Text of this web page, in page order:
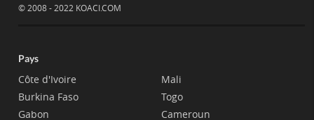
© 2008 - 2022 KOACI.COM
Pays
Côte d'Ivoire
Burkina Faso
Gabon
Mali
Togo
Cameroun